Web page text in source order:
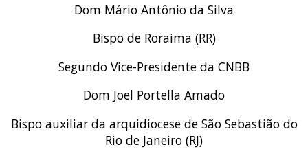
Dom Mário Antônio da Silva
Bispo de Roraima (RR)
Segundo Vice-Presidente da CNBB
Dom Joel Portella Amado
Bispo auxiliar da arquidiocese de São Sebastião do
Rio de Janeiro (RJ)